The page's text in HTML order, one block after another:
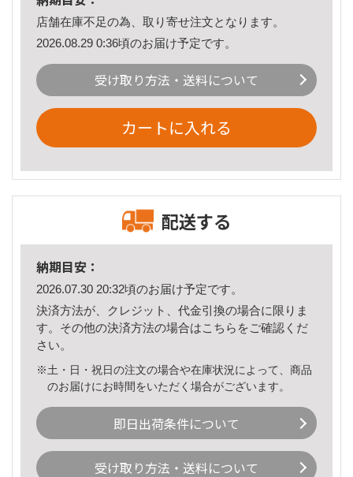
店舗在庫不足の為、取り寄せ注文となります。
2026.08.29 0:36頃のお届け予定です。
受け取り方法・送料について
カートに入れる
配送する
納期目安：
2026.07.30 20:32頃のお届け予定です。
決済方法が、クレジット、代金引換の場合に限りま
す。その他の決済方法の場合はこちら をご確認くだ
さい。
※土・日・祝日の注文の場合や在庫状況によって、商品
のお届けにお時間をいただく場合がございます。
即日出荷条件について
受け取り方法・送料について